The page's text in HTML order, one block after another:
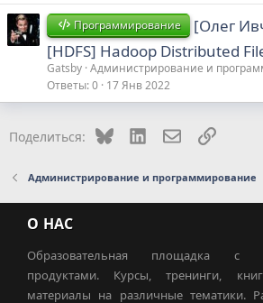
Программирование
[Олег
[HDFS] Hadoop Distributed
Gatsby Администрирование и
Ответы 0 17 Янв 2022
Поделиться: Bluesky LinkedInЭлектронная
Ссылка
Администрирование и программирование
О НАС
Образовательная площадка с
продуктами. Курсы, тренинги,
материалы на различные тематики.